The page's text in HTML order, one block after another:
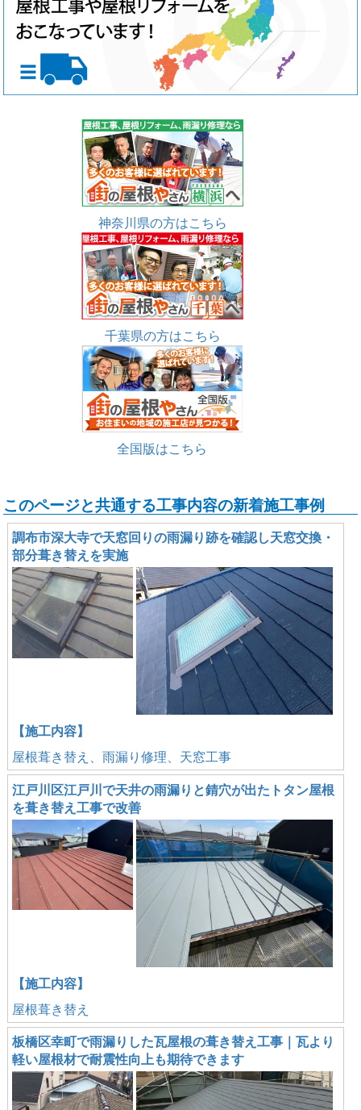
神奈川県の方はこちら
千葉県の方はこちら
全国版はこちら
このページと共通する工事内容の新着施工事例
調布市深大寺で天窓回りの雨漏り跡を確認し天窓交換・
部分葺き替えを実施
【施工内容】
屋根葺き替え、雨漏り修理、天窓工事
江戸川区江戸川で天井の雨漏りと錆穴が出たトタン屋根
を葺き替え工事で改善
【施工内容】
屋根葺き替え
板橋区幸町で雨漏りした瓦屋根の葺き替え工事｜瓦より
軽い屋根材で耐震性向上も期待できます